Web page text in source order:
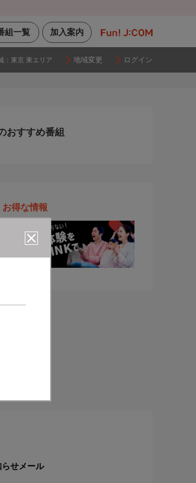
加入案内
組一覧
： 東京 東エリア 地域変更 ログイン
おすすめ番組
得な情報
せメール